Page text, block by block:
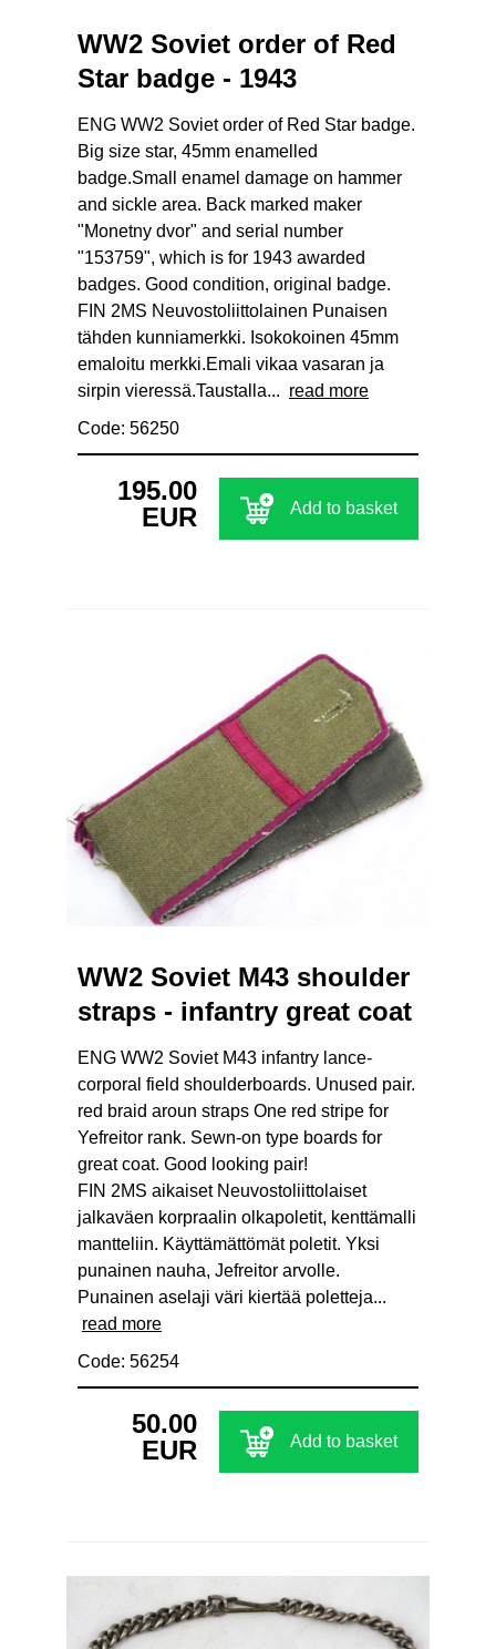
WW2 Soviet order of Red
Star badge - 1943
ENG WW2 Soviet order of Red Star badge.
Big size star, 45mm enamelled
badge.Small enamel damage on hammer
and sickle area. Back marked maker
"Monetny dvor" and serial number
"153759", which is for 1943 awarded
badges. Good condition, original badge.
FIN 2MS Neuvostoliittolainen Punaisen
tähden kunniamerkki. Isokokoinen 45mm
emaloitu merkki.Emali vikaa vasaran ja
sirpin vieressä.Taustalla... read more
Code: 56250
195.00
EUR
Add to basket
WW2 Soviet M43 shoulder
straps - infantry great coat
ENG WW2 Soviet M43 infantry lance-
corporal field shoulderboards. Unused pair.
red braid aroun straps One red stripe for
Yefreitor rank. Sewn-on type boards for
great coat. Good looking pair!
FIN 2MS aikaiset Neuvostoliittolaiset
jalkaväen korpraalin olkapoletit, kenttämalli
mantteliin. Käyttämättömät poletit. Yksi
punainen nauha, Jefreitor arvolle.
Punainen aselaji väri kiertää poletteja...
read more
Code: 56254
50.00
EUR
Add to basket